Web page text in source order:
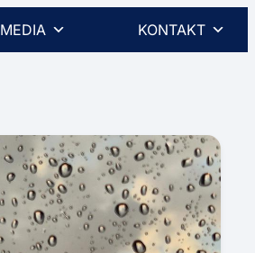
MEDIA KONTAKT